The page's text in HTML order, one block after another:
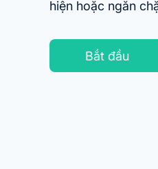
hiện hoặc ngăn
Bắt đầu